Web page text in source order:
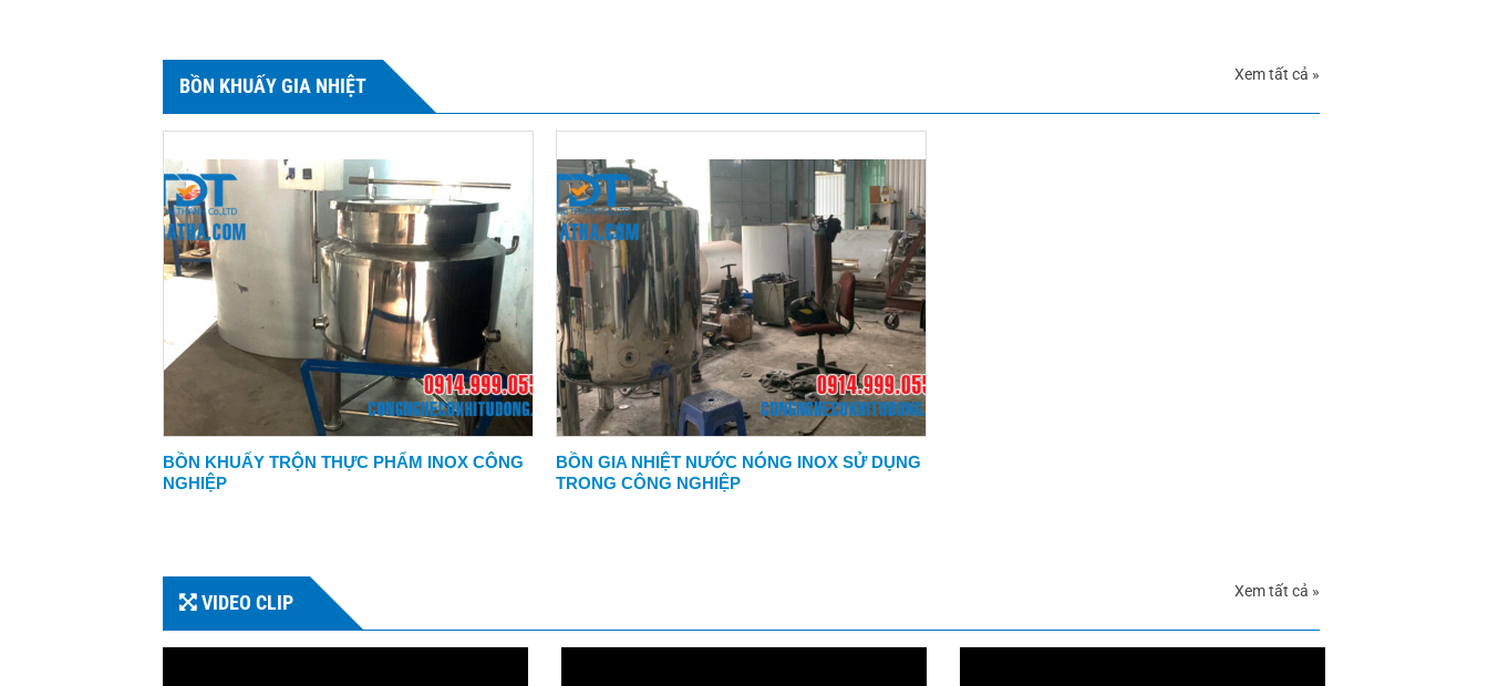
BỒN KHUẤY GIA NHIỆT Xem tất cả »
BỒN KHUẤY TRỘN THỰC PHẨM INOX CÔNG
NGHIỆP
BỒN GIA NHIỆT NƯỚC NÓNG INOX SỬ DỤNG
TRONG CÔNG NGHIỆP
VIDEO CLIP Xem tất cả »